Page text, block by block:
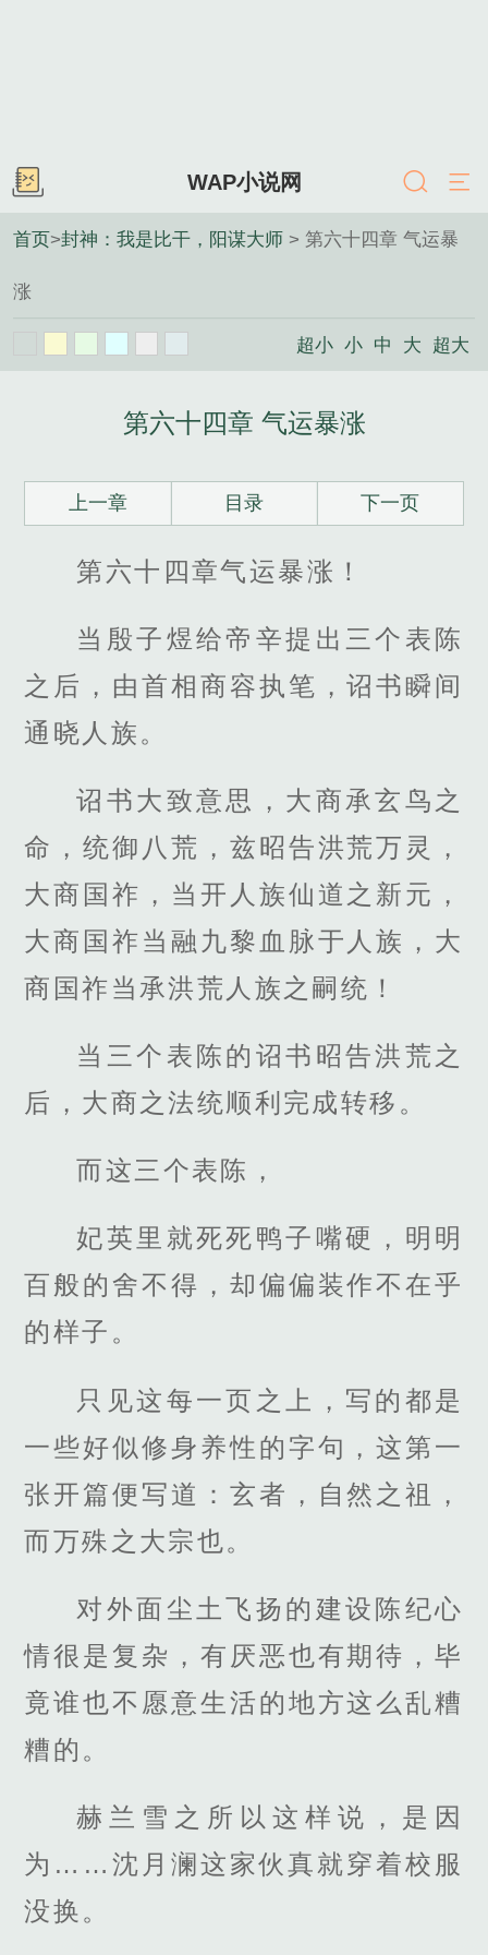
WAP小说网
首页>封神：我是比干，阳谋大师 > 第六十四章 气运暴
涨
超小 小 中 大 超大
第六十四章 气运暴涨
上一章 目录 下一页
第六十四章气运暴涨！
当殷子煜给帝辛提出三个表陈
之后，由首相商容执笔，诏书瞬间
通晓人族。
诏书大致意思，大商承玄鸟之
命，统御八荒，兹昭告洪荒万灵，
大商国祚，当开人族仙道之新元，
大商国祚当融九黎血脉于人族，大
商国祚当承洪荒人族之嗣统！
当三个表陈的诏书昭告洪荒之
后，大商之法统顺利完成转移。
而这三个表陈，
妃英里就死死鸭子嘴硬，明明
百般的舍不得，却偏偏装作不在乎
的样子。
只见这每一页之上，写的都是
一些好似修身养性的字句，这第一
张开篇便写道：玄者，自然之祖，
而万殊之大宗也。
对外面尘土飞扬的建设陈纪心
情很是复杂，有厌恶也有期待，毕
竟谁也不愿意生活的地方这么乱糟
糟的。
赫兰雪之所以这样说，是因
为……沈月澜这家伙真就穿着校服
没换。